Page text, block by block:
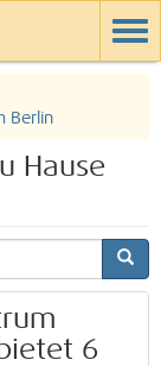
Berlin
Hause
6